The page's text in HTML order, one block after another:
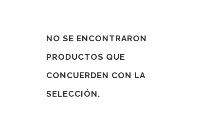
NO SE ENCONTRARON
PRODUCTOS QUE
CONCUERDEN CON LA
SELECCIÓN.